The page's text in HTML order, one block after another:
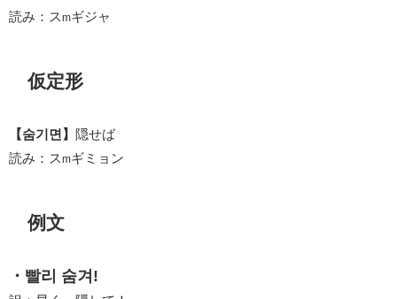
読み：ス mギジャ
仮定形
【숨기면】
隠せば
読み：スmギミョン
例文
・빨리 숨겨!